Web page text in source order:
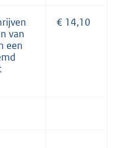
van
een
€ 14,10